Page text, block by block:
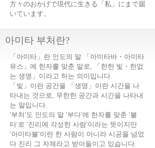
方々のおかげで現代に生きる「私」にまで届
いています。
아미타 부처란?
「아미타」란 인도의 말 「아미타바・아미타
유스」에 한자를 맞춘 말로, 「한한 빛・한없
는 생명」이라고 하는 의미입니다.
「빛」이란 공간을 「생명」이란 시간을 나
타내는 것으로, 무한한 공간과 시간을 나타내
는 말입니다.
'부처'도 인도의 말 '부다'에 한자를 맞춘 '불
타'로 '진리에 각성한 사람'이라는 뜻이지만
'아미타불'이란 한 사람이 아니라 시공을 넘었
다 진리 그 자체라고 받아들이고 있습니다.